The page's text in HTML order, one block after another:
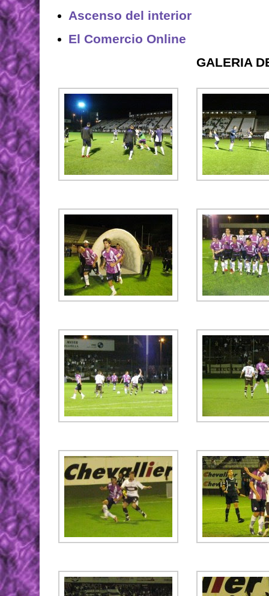
Ascenso del interior
El Comercio Online
GALERIA